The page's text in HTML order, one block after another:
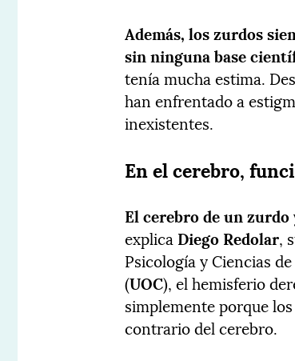
Además, los zurdos
sin ninguna base
tenía mucha estima.
han enfrentado a
inexistentes.
En el cerebro,
El cerebro de un
explica Diego Redolar,
Psicología y Ciencias
(UOC), el hemisferio
simplemente porque
contrario del cerebro.